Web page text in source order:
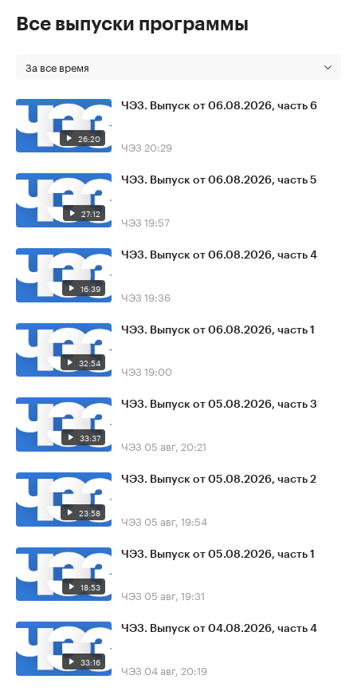
Все выпуски программы
За все время
26:20
ЧЭЗ. Выпуск от 06.08.2026, часть 6
ЧЭЗ 20:29
27:12
ЧЭЗ. Выпуск от 06.08.2026, часть 5
ЧЭЗ 19:57
16:39
ЧЭЗ. Выпуск от 06.08.2026, часть 4
ЧЭЗ 19:36
32:54
ЧЭЗ. Выпуск от 06.08.2026, часть 1
ЧЭЗ 19:00
33:37
ЧЭЗ. Выпуск от 05.08.2026, часть 3
ЧЭЗ 05 авг, 20:21
23:58
ЧЭЗ. Выпуск от 05.08.2026, часть 2
ЧЭЗ 05 авг, 19:54
18:53
ЧЭЗ. Выпуск от 05.08.2026, часть 1
ЧЭЗ 05 авг, 19:31
33:16
ЧЭЗ. Выпуск от 04.08.2026, часть 4
ЧЭЗ 04 авг, 20:19